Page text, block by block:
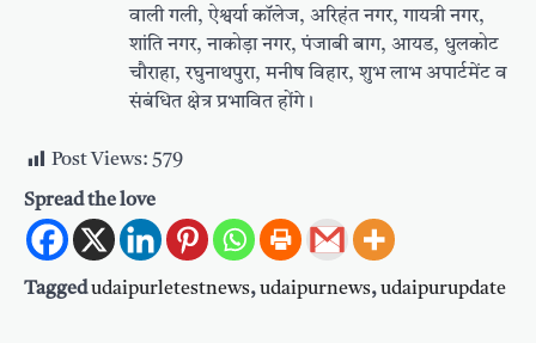
वाली गली, ऐश्वर्या कॉलेज, अरिहंत नगर, गायत्री नगर,
शांति नगर, नाकोड़ा नगर, पंजाबी बाग, आयड, धुलकोट
चौराहा, रघुनाथपुरा, मनीष विहार, शुभ लाभ अपार्टमेंट व
संबंधित क्षेत्र प्रभावित होंगे।
Post Views: 579
Spread the love
Taggedudaipurletestnews,udaipurnews,udaipurupdate